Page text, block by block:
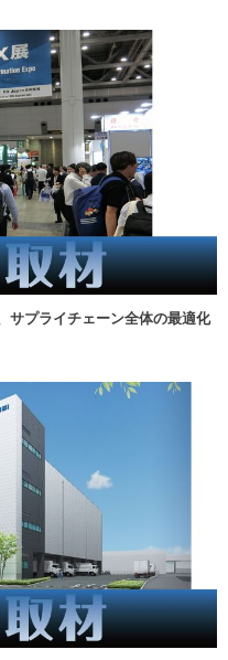
サプライチェーン全体の最適化